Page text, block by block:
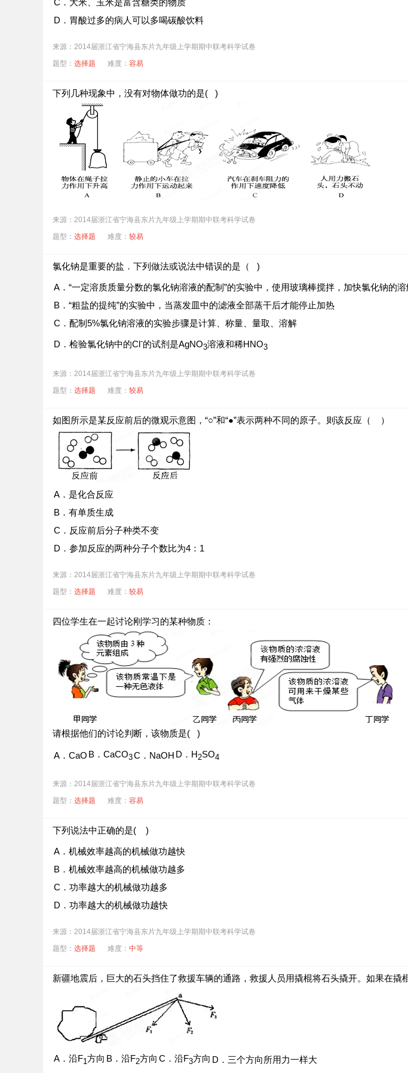
C．大米、玉米是富含糖类的物质
D．胃酸过多的病人可以多喝碳酸饮料
来源：2014届浙江省宁海县东片九年级上学期期中联考科学试卷
题型： 选择题 难度： 容易
下列几种现象中，没有对物体做功的是( )
来源：2014届浙江省宁海县东片九年级上学期期中联考科学试卷
题型： 选择题 难度： 较易
氯化钠是重要的盐．下列做法或说法中错误的是（ )
A．“一定溶质质量分数的氯化钠溶液的配制”的实验中，使用玻璃棒搅拌，加快氯化钠的溶
B．“粗盐的提纯”的实验中，当蒸发皿中的滤液全部蒸干后才能停止加热
C．配制5%氯化钠溶液的实验步骤是计算、称量、量取、溶解
D．检验氯化钠中的Cl-的试剂是AgNO3溶液和稀HNO3
来源：2014届浙江省宁海县东片九年级上学期期中联考科学试卷
题型： 选择题 难度： 较易
如图所示是某反应前后的微观示意图，“○”和“●”表示两种不同的原子。则该反应（ ）
A．是化合反应
B．有单质生成
C．反应前后分子种类不变
D．参加反应的两种分子个数比为4：1
来源：2014届浙江省宁海县东片九年级上学期期中联考科学试卷
题型： 选择题 难度： 较易
四位学生在一起讨论刚学习的某种物质：
请根据他们的讨论判断，该物质是( )
A．CaO B．CaCO3C．NaOH D．H2SO4
来源：2014届浙江省宁海县东片九年级上学期期中联考科学试卷
题型： 选择题 难度： 容易
下列说法中正确的是( )
A．机械效率越高的机械做功越快
B．机械效率越高的机械做功越多
C．功率越大的机械做功越多
D．功率越大的机械做功越快
来源：2014届浙江省宁海县东片九年级上学期期中联考科学试卷
题型： 选择题 难度： 中等
新疆地震后，巨大的石头挡住了救援车辆的通路，救援人员用撬棍将石头撬开。如果在
A．沿F1方向 B．沿F2方向 C．沿F3方向 D．三个方向所用力一样大